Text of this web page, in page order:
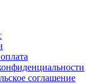
соглашение